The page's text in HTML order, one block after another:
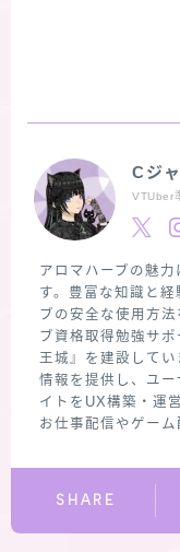
Cジ
VTUber
アロマハーブの魅
す。豊富な知識と
ブの安全な使用方
ブ資格取得勉強サ
王城』を建設して
情報を提供し、ユ
イトをUX構築・運
お仕事配信やゲーム
SHARE